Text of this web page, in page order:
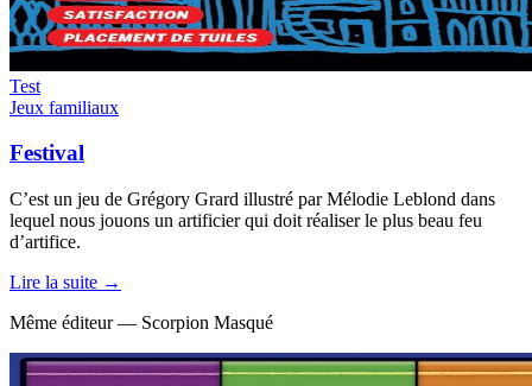
Test
Jeux familiaux
Festival
C’est un jeu de Grégory Grard illustré par Mélodie Leblond dans
lequel nous jouons un artificier qui doit réaliser le plus beau feu
d’artifice.
Lire la suite →
Même éditeur — Scorpion Masqué